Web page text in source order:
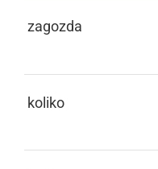
zagozda
koliko